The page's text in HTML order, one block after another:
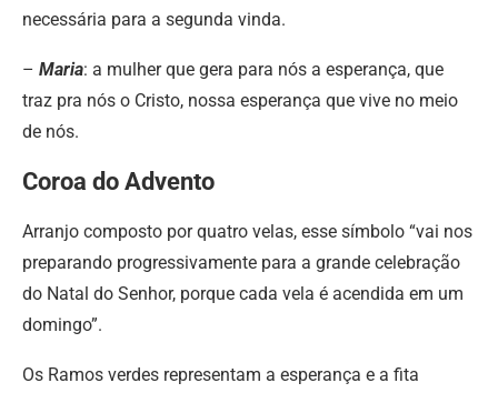
necessária para a segunda vinda.
– Maria: a mulher que gera para nós a esperança, que
traz pra nós o Cristo, nossa esperança que vive no meio
de nós.
Coroa do Advento
Arranjo composto por quatro velas, esse símbolo “vai nos
preparando progressivamente para a grande celebração
do Natal do Senhor, porque cada vela é acendida em um
domingo”.
Os Ramos verdes representam a esperança e a fita